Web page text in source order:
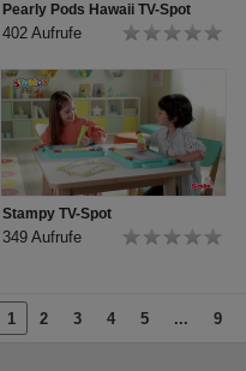
Pearly Pods Hawaii TV-Spot
402 Aufrufe
Stampy TV-Spot
349 Aufrufe
1 2 3 4 5 ... 9